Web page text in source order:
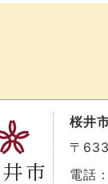
桜井
〒
電話